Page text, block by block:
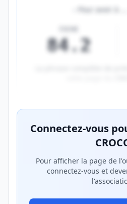
Pour avoir à
84.2
Connectez-vous
Pour afficher la page de
connectez-vous et